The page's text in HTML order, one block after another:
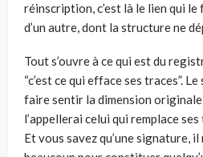
réinscription, c’est là le lien qui
d’un autre, dont la structure ne
Tout s’ouvre à ce qui est du
“c’est ce qui efface ses traces”.
faire sentir la dimension originale
l’appellerai celui qui remplace
Et vous savez qu’une signature, il